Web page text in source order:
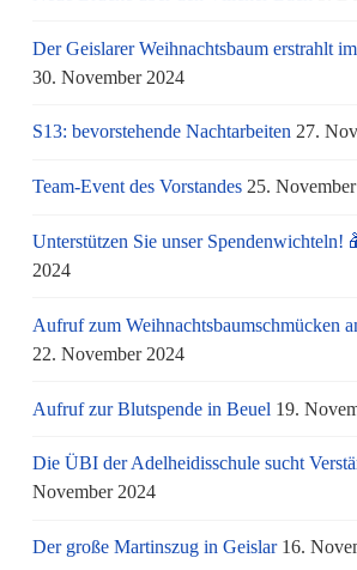
Der Geislarer Weihnachtsbaum erstrahlt
30. November 2024
S13: bevorstehende Nachtarbeiten 27.
Team-Event des Vorstandes 25.
Unterstützen Sie unser Spendenwichteln!
2024
Aufruf zum Weihnachtsbaumschmücken
22. November 2024
Aufruf zur Blutspende in Beuel 19.
Die ÜBI der Adelheidisschule sucht
November 2024
Der große Martinszug in Geislar 16.